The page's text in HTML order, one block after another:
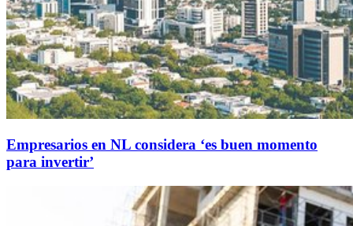
Empresarios en NL considera ‘es buen momento
para invertir’